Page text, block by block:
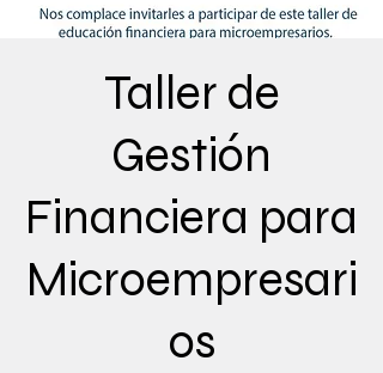
Taller de
Gestión
Financiera para
Microempresari
os